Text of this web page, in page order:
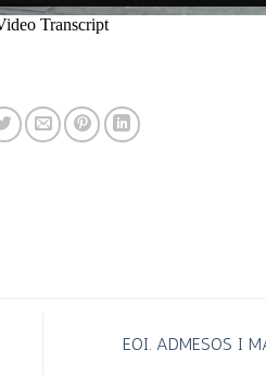
EOI. ADMESOS I